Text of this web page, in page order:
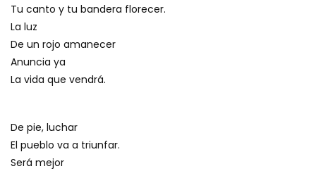
Tu canto y tu bandera florecer.
La luz
De un rojo amanecer
Anuncia ya
La vida que vendrá.
De pie, luchar
El pueblo va a triunfar.
Será mejor